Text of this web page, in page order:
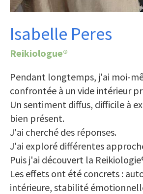
Isabelle Peres
Reikiologue®
Pendant longtemps, j'ai moi-
confrontée à un vide intérieur
Un sentiment diffus, difficile à
bien présent.
J'ai cherché des réponses.
J'ai exploré différentes
Puis j'ai découvert la
Les effets ont été concrets :
intérieure, stabilité